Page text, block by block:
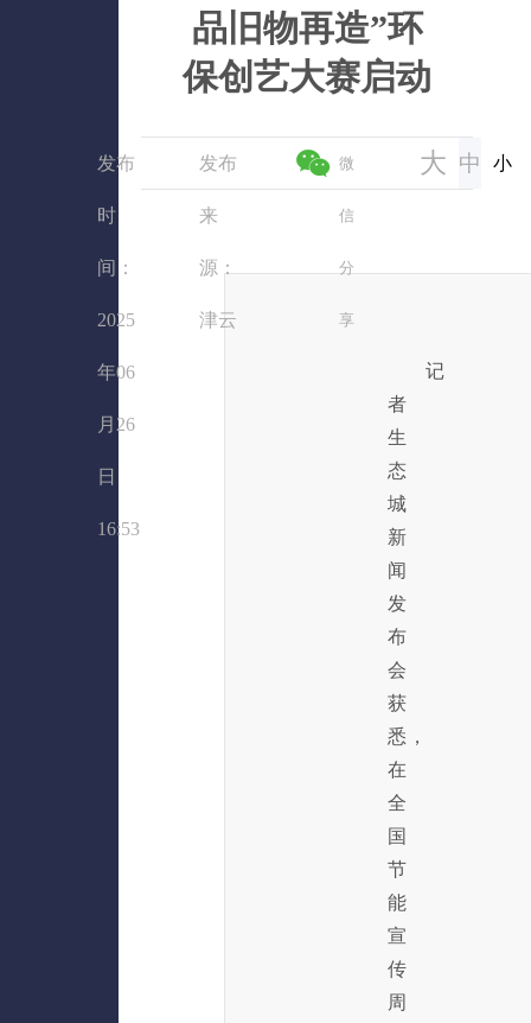
品旧物再造”环
保创艺大赛启动
发布
时
间：
2025
年06
月26
日
16:53
发布
来
源：
津云
微
信
分
享
大 中 小
记
者
生
态
城
新
闻
发
布
会
获
悉，
在
全
国
节
能
宣
传
周